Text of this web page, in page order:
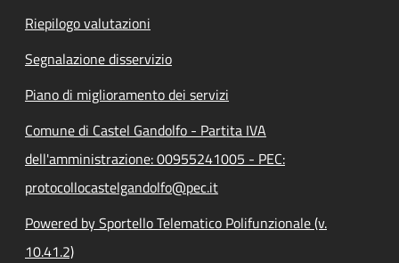
Riepilogo valutazioni
Segnalazione disservizio
Piano di miglioramento dei servizi
Comune di Castel Gandolfo - Partita IVA
dell'amministrazione: 00955241005 - PEC:
protocollocastelgandolfo@pec.it
Powered by Sportello Telematico Polifunzionale (v.
10.41.2)